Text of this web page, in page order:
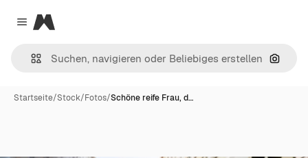
Close menu
Magnific
Nach
Startseite/Stock/Fotos/Schöne reife Frau, d…